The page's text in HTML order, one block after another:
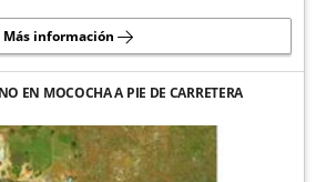
Más información
EN MOCOCHA A PIE DE CARRETERA